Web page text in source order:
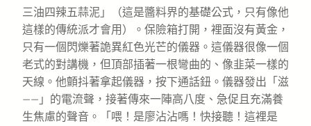
三油四辣五蒜泥」（這是醬料界的基礎公式，只有像他
這樣的傳統派才會用）。保險箱打開，裡面沒有黃金，
只有一個閃爍著詭異紅色光芒的儀器。這儀器很像一個
老式的對講機，但頂部插著一根彎曲的、像韭菜一樣的
天線。他顫抖著拿起儀器，按下通話鈕。儀器發出「滋
——」的電流聲，接著傳來一陣高八度、急促且充滿養
生焦慮的聲音。「喂！是廖沾沾嗎！快接聽！這裡是